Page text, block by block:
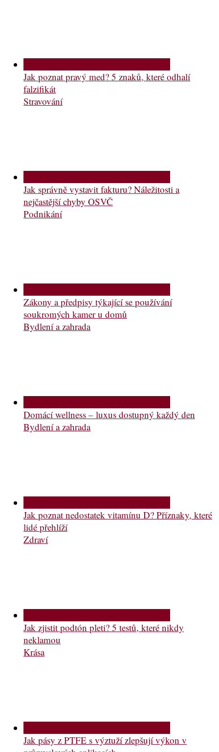
Jak poznat pravý med? 5 znaků, které odhalí
falzifikát
Stravování
Jak správně vystavit fakturu? Náležitosti a
nejčastější chyby OSVČ
Podnikání
Zákony a předpisy týkající se používání
soukromých kamer u domů
Bydlení a zahrada
Domácí wellness – luxus dostupný každý den
Bydlení a zahrada
Jak poznat nedostatek vitamínu D? Příznaky, které
lidé přehlíží
Zdraví
Jak zjistit podtón pleti? 5 testů, které nikdy
neklamou
Krása
Jak pásy z PTFE s výztuží zlepšují výkon v